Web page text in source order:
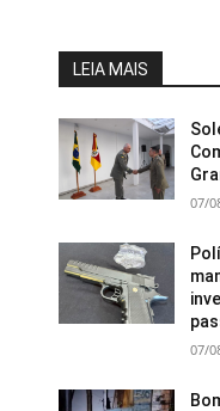
LEIA MAIS
07/
07/